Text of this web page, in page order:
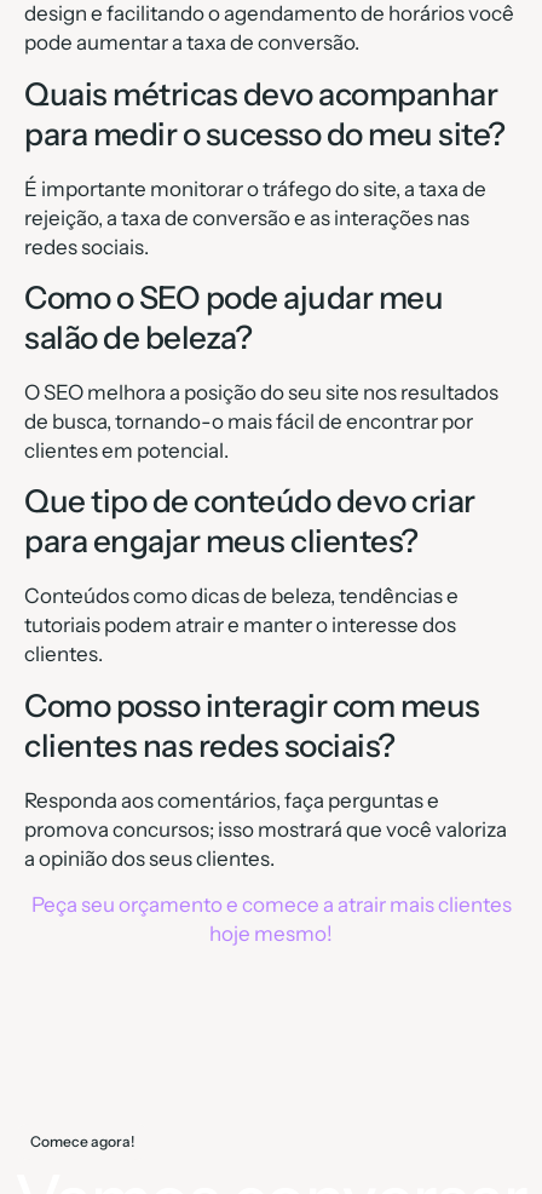
design e facilitando o agendamento de horários você
pode aumentar a taxa de conversão.
Quais métricas devo acompanhar
para medir o sucesso do meu site?
É importante monitorar o tráfego do site, a taxa de
rejeição, a taxa de conversão e as interações nas
redes sociais.
Como o SEO pode ajudar meu
salão de beleza?
O SEO melhora a posição do seu site nos resultados
de busca, tornando-o mais fácil de encontrar por
clientes em potencial.
Que tipo de conteúdo devo criar
para engajar meus clientes?
Conteúdos como dicas de beleza, tendências e
tutoriais podem atrair e manter o interesse dos
clientes.
Como posso interagir com meus
clientes nas redes sociais?
Responda aos comentários, faça perguntas e
promova concursos; isso mostrará que você valoriza
a opinião dos seus clientes.
Peça seu orçamento e comece a atrair mais clientes
hoje mesmo!
Comece agora!